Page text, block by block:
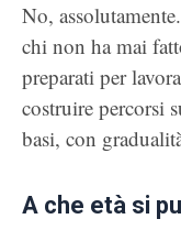
No,
chi non ha mai
preparati per
costruire percorsi
basi, con
A che età si